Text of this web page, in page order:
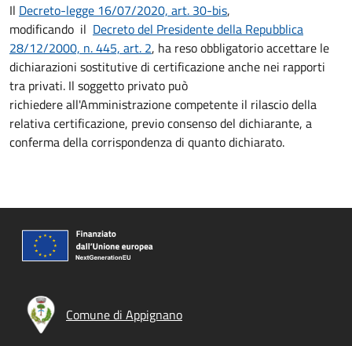
Il Decreto-legge 16/07/2020, art. 30-bis,
modificando il Decreto del Presidente della Repubblica
28/12/2000, n. 445, art. 2, ha reso obbligatorio accettare le
dichiarazioni sostitutive di certificazione anche nei rapporti
tra privati. Il soggetto privato può
richiedere all'Amministrazione competente il rilascio della
relativa certificazione, previo consenso del dichiarante, a
conferma della corrispondenza di quanto dichiarato.
Comune di Appignano